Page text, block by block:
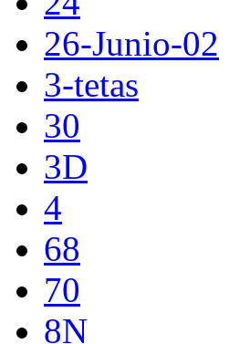
26-Junio-02
3-tetas
30
3D
4
68
70
8N